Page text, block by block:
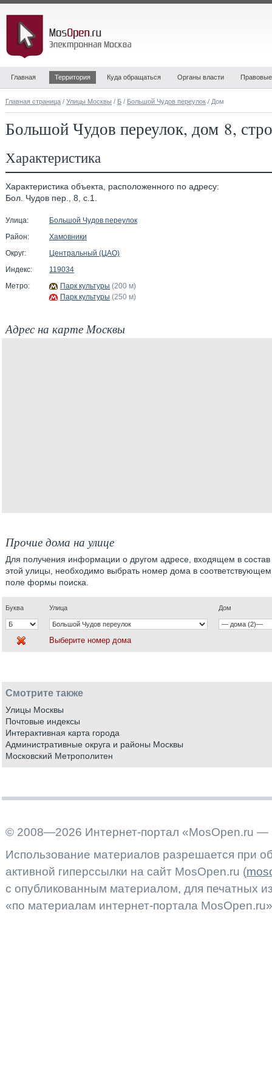
Главная Территория Куда обращаться Органы власти
Главная страница / Улицы Москвы / Б / Большой Чудов переулок / Дом
Большой Чудов переулок, дом 8,
Характеристика
Характеристика объекта, расположенного по адресу:
Бол. Чудов пер., 8, с.1.
Улица:
Большой Чудов переулок
Район:
Хамовники
Округ:
Центральный (ЦАО)
Индекс:
119034
Метро:
Парк культуры (200 м)
Парк культуры (250 м)
Адрес на карте Москвы
Прочие дома на улице
Для получения информации о другом адресе, входящем в состав
этой улицы, необходимо выбрать номер дома в соответствующем
поле формы поиска.
Буква Улица Дом
Выберите номер дома
Смотрите также
Улицы Москвы
Почтовые индексы
Интерактивная карта города
Административные округа и районы Москвы
Московский Метрополитен
© 2008—2026 Интернет-портал «MosOpen.ru —
Использование материалов разрешается при
активной гиперссылки на сайт MosOpen.ru (
с опубликованным материалом, для печатных
«по материалам интернет-портала